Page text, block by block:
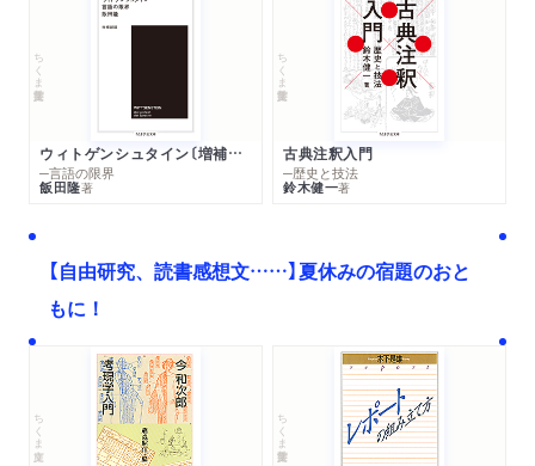
ちくま学芸文庫
ウィトゲンシュタイン〔増補新版〕
─言語の限界
飯田隆著
ちくま学芸文庫
古典注釈入門
─歴史と技法
鈴木健一著
【自由研究、読書感想文……】夏休みの宿題のおと
もに！
ちくま文庫 ちくま学芸文庫